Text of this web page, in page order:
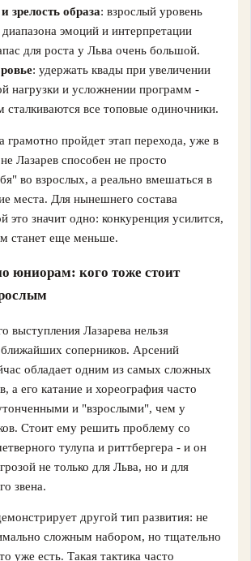
зрелость образа: взрослый уровень
диапазона эмоций и интерпретации
для роста у Льва очень большой.
: удержать квады при увеличении
нагрузки и усложнении программ -
сталкиваются все топовые одиночники.
грамотно пройдет этап перехода, уже в
Лазарев способен не просто
во взрослых, а реально вмешаться в
места. Для нынешнего состава
это значит одно: конкуренция усилится,
станет еще меньше.
юниорам: кого тоже стоит
выступления Лазарева нельзя
ближайших соперников. Арсений
обладает одним из самых сложных
а его катание и хореография часто
и "взрослыми", чем у
Стоит ему решить проблему со
тулупа и риттбергера - и он
не только для Льва, но и для
звена.
другой тип развития: не
сложным набором, но тщательно
уже есть. Такая тактика часто